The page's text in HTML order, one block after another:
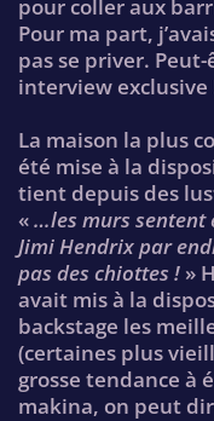
pour coller aux
Pour ma part,
pas se priver.
interview exclusive
La maison la plus
été mise à la
tient depuis des
«…les murs sentent
Jimi Hendrix par
pas des chiottes ! »
avait mis à la
backstage les
(certaines plus
grosse tendance à
makina, on peut